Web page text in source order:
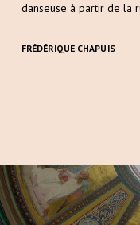
danseuse à partir de la
FRÉDÉRIQUE CHAPUIS